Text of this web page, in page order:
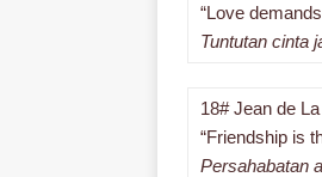
“Love
Tuntutan cinta
18# Jean de
“Friendship is
Persahabatan